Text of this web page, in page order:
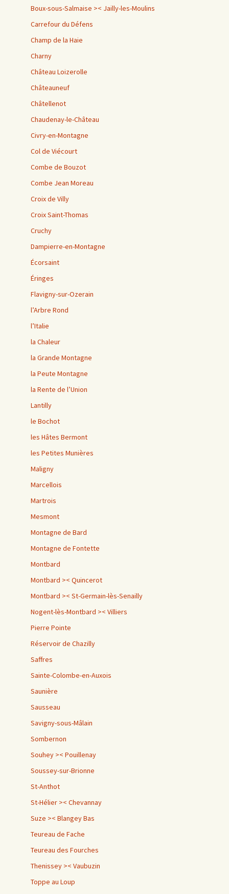
Boux-sous-Salmaise >< Jailly-les-Moulins
Carrefour du Défens
Champ de la Haie
Charny
Château Loizerolle
Châteauneuf
Châtellenot
Chaudenay-le-Château
Civry-en-Montagne
Col de Viécourt
Combe de Bouzot
Combe Jean Moreau
Croix de Villy
Croix Saint-Thomas
Cruchy
Dampierre-en-Montagne
Écorsaint
Éringes
Flavigny-sur-Ozerain
l’Arbre Rond
l’Italie
la Chaleur
la Grande Montagne
la Peute Montagne
la Rente de l’Union
Lantilly
le Bochot
les Hâtes Bermont
les Petites Munières
Maligny
Marcellois
Martrois
Mesmont
Montagne de Bard
Montagne de Fontette
Montbard
Montbard >< Quincerot
Montbard >< St-Germain-lès-Senailly
Nogent-lès-Montbard >< Villiers
Pierre Pointe
Réservoir de Chazilly
Saffres
Sainte-Colombe-en-Auxois
Saunière
Sausseau
Savigny-sous-Mâlain
Sombernon
Souhey >< Pouillenay
Soussey-sur-Brionne
St-Anthot
St-Hélier >< Chevannay
Suze >< Blangey Bas
Teureau de Fache
Teureau des Fourches
Thenissey >< Vaubuzin
Toppe au Loup